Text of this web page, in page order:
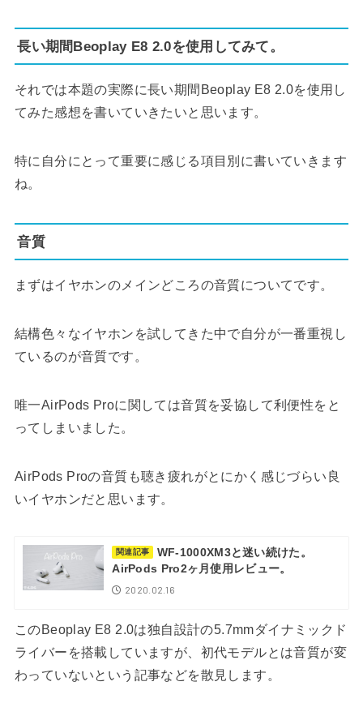
長い期間Beoplay E8 2.0を使用してみて。
それでは本題の実際に長い期間Beoplay E8 2.0を使用し
てみた感想を書いていきたいと思います。
特に自分にとって重要に感じる項目別に書いていきます
ね。
音質
まずはイヤホンのメインどころの音質についてです。
結構色々なイヤホンを試してきた中で自分が一番重視し
ているのが音質です。
唯一AirPods Proに関しては音質を妥協して利便性をと
ってしまいました。
AirPods Proの音質も聴き疲れがとにかく感じづらい良
いイヤホンだと思います。
関連記事
WF-1000XM3と迷い続けた。
AirPods Pro2ヶ月使用レビュー。
2020.02.16
このBeoplay E8 2.0は独自設計の5.7mmダイナミックド
ライバーを搭載していますが、初代モデルとは音質が変
わっていないという記事などを散見します。